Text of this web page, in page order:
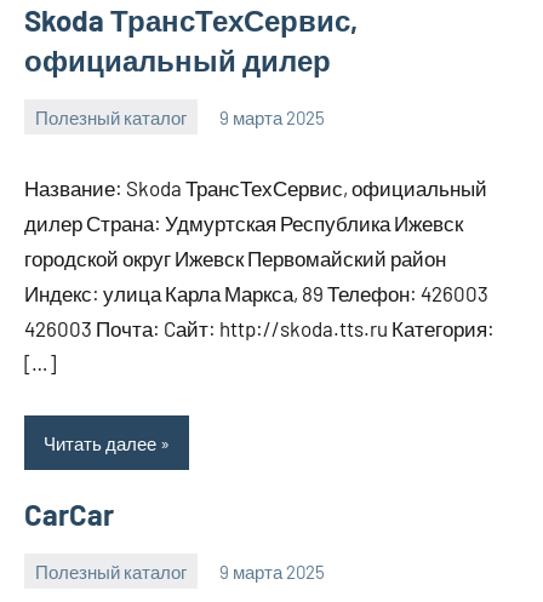
Skoda ТрансТехСервис,
официальный дилер
Полезный каталог 9 марта 2025
Название: Skoda ТрансТехСервис, официальный
дилер Страна: Удмуртская Республика Ижевск
городской округ Ижевск Первомайский район
Индекс: улица Карла Маркса, 89 Телефон: 426003
426003 Почта: Cайт: http://skoda.tts.ru Категория:
[…]
Читать далее
CarCar
Полезный каталог 9 марта 2025